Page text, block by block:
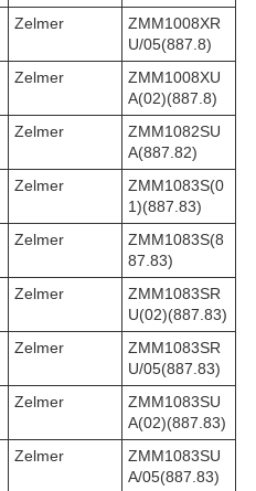
Zelmer
ZMM1008XR
U/05(887.8)
Zelmer
ZMM1008XU
A(02)(887.8)
Zelmer
ZMM1082SU
A(887.82)
Zelmer
ZMM1083S(0
1)(887.83)
Zelmer
ZMM1083S(8
87.83)
Zelmer
ZMM1083SR
U(02)(887.83)
Zelmer
ZMM1083SR
U/05(887.83)
Zelmer
ZMM1083SU
A(02)(887.83)
Zelmer
ZMM1083SU
A/05(887.83)